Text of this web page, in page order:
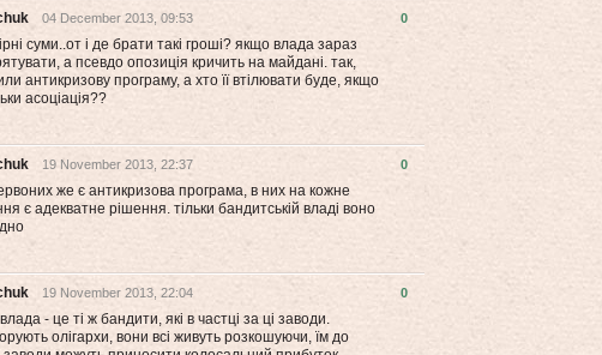
04 December 2013, 09:53
суми..от і де брати такі гроші? якщо влада зараз
а псевдо опозиція кричить на майдані. так,
антикризову програму, а хто її втілювати буде, якщо
асоціація??
0
19 November 2013, 22:37
же є антикризова програма, в них на кожне
є адекватне рішення. тільки бандитській владі воно
0
19 November 2013, 22:04
- це ті ж бандити, які в частці за ці заводи.
олігархи, вони всі живуть розкошуючи, їм до
0